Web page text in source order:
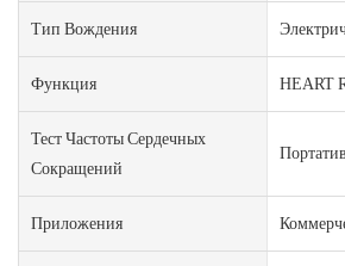
Тип Вождения
Функция HEART
Тест Частоты Сердечных
Сокращений
Приложения